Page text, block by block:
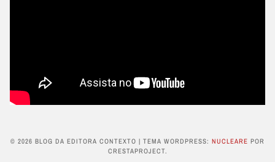
© 2026 BLOG DA EDITORA CONTEXTO | TEMA WORDPRESS: NUCLEARE POR
CRESTAPROJECT.